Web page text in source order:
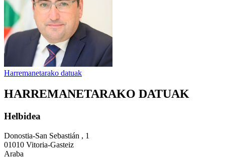
Harremanetarako datuak
HARREMANETARAKO DATUAK
Helbidea
Donostia-San Sebastián , 1
01010 Vitoria-Gasteiz
Araba